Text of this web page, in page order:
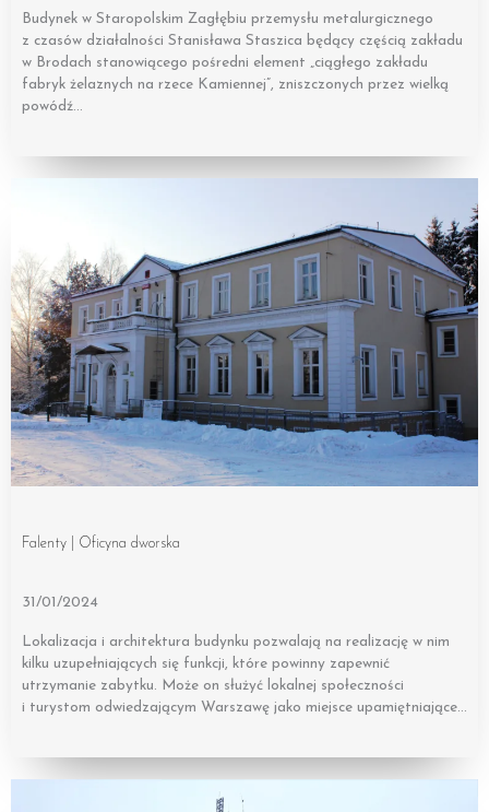
Budynek w Staropolskim Zagłębiu przemysłu metalurgicznego
z czasów działalności Stanisława Staszica będący częścią zakładu
w Brodach stanowiącego pośredni element „ciągłego zakładu
fabryk żelaznych na rzece Kamiennej”, zniszczonych przez wielką
powódź…
Falenty | Oficyna dworska
31/01/2024
Lokalizacja i architektura budynku pozwalają na realizację w nim
kilku uzupełniających się funkcji, które powinny zapewnić
utrzymanie zabytku. Może on służyć lokalnej społeczności
i turystom odwiedzającym Warszawę jako miejsce upamiętniające…